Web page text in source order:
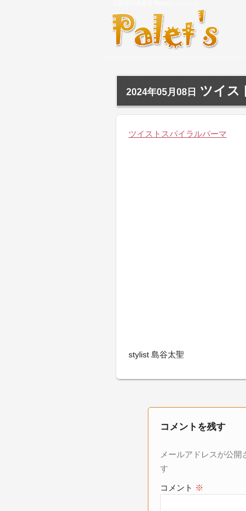
2024年05月08日 ツイス
ツイストスパイラルパーマ
stylist 島谷太聖
コメントを残す
メールアドレスが公開
す
コメント ※